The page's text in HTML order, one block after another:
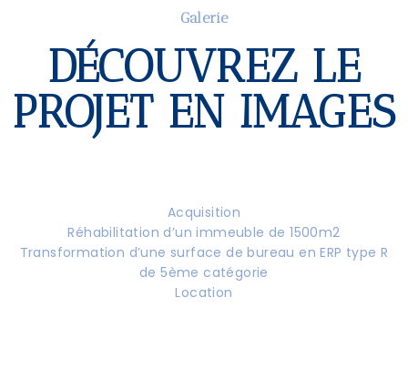
Galerie
DÉCOUVREZ LE
PROJET EN IMAGES
Acquisition
Réhabilitation d’un immeuble de 1500m2
Transformation d’une surface de bureau en ERP type R
de 5ème catégorie
Location